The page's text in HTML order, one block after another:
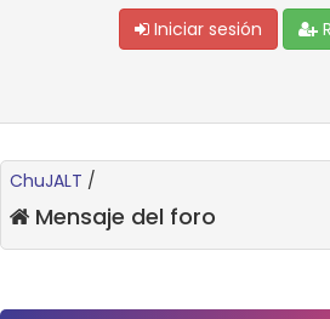
Iniciar sesión
ChuJALT /
Mensaje del foro